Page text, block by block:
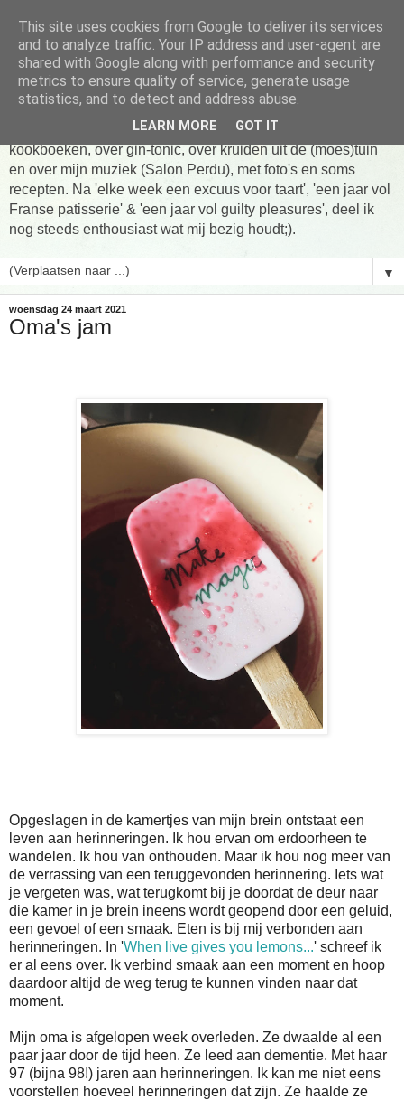
Tarte taart An
Tien jaar Tarte taart An! Niet altijd online, wel vaak te vinden
in de keuken! Om te koken, om te eten en om verhalen te
delen. Over Franse patisserie, over koken uit favoriete
kookboeken, over gin-tonic, over kruiden uit de (moes)tuin
en over mijn muziek (Salon Perdu), met foto's en soms
recepten. Na 'elke week een excuus voor taart', 'een jaar vol
Franse patisserie' & 'een jaar vol guilty pleasures', deel ik
nog steeds enthousiast wat mij bezig houdt;).
▼
woensdag 24 maart 2021
Oma's jam
Opgeslagen in de kamertjes van mijn brein ontstaat een
leven aan herinneringen. Ik hou ervan om erdoorheen te
wandelen. Ik hou van onthouden. Maar ik hou nog meer van
de verrassing van een teruggevonden herinnering. Iets wat
je vergeten was, wat terugkomt bij je doordat de deur naar
die kamer in je brein ineens wordt geopend door een geluid,
een gevoel of een smaak. Eten is bij mij verbonden aan
herinneringen. In 'When live gives you lemons...' schreef ik
er al eens over. Ik verbind smaak aan een moment en hoop
daardoor altijd de weg terug te kunnen vinden naar dat
moment.
Mijn oma is afgelopen week overleden. Ze dwaalde al een
paar jaar door de tijd heen. Ze leed aan dementie. Met haar
97 (bijna 98!) jaren aan herinneringen. Ik kan me niet eens
voorstellen hoeveel herinneringen dat zijn. Ze haalde ze
This site uses cookies from Google to deliver its services
and to analyze traffic. Your IP address and user-agent are
shared with Google along with performance and security
metrics to ensure quality of service, generate usage
statistics, and to detect and address abuse.
LEARN MORE GOT IT